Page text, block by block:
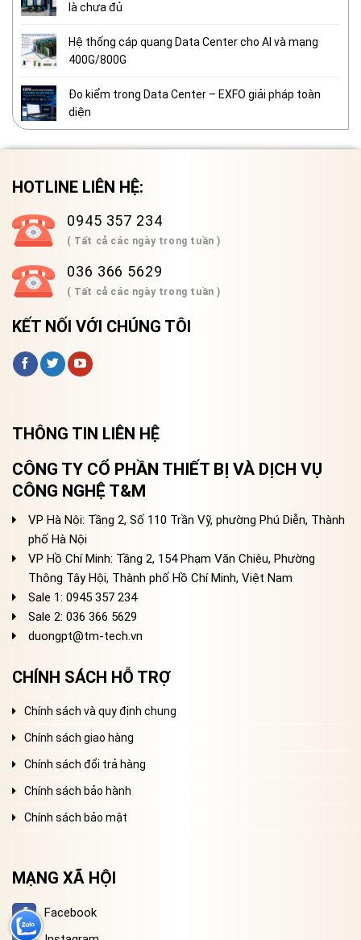
là chưa đủ
Hệ thống cáp quang Data Center cho AI và mạng
400G/800G
Đo kiểm trong Data Center – EXFO giải pháp toàn
diện
HOTLINE LIÊN HỆ:
0945 357 234
( Tất cả các ngày trong tuần )
036 366 5629
( Tất cả các ngày trong tuần )
KẾT NỐI VỚI CHÚNG TÔI
THÔNG TIN LIÊN HỆ
CÔNG TY CỔ PHẦN THIẾT BỊ VÀ DỊCH VỤ
CÔNG NGHỆ T&M
VP Hà Nội: Tầng 2, Số 110 Trần Vỹ, phường Phú Diễn, Thành
phố Hà Nội
VP Hồ Chí Minh: Tầng 2, 154 Phạm Văn Chiêu, Phường
Thông Tây Hội, Thành phố Hồ Chí Minh, Việt Nam
Sale 1: 0945 357 234
Sale 2: 036 366 5629
duongpt@tm-tech.vn
CHÍNH SÁCH HỖ TRỢ
Chính sách và quy định chung
Chính sách giao hàng
Chính sách đổi trả hàng
Chính sách bảo hành
Chính sách bảo mật
MẠNG XÃ HỘI
Facebook